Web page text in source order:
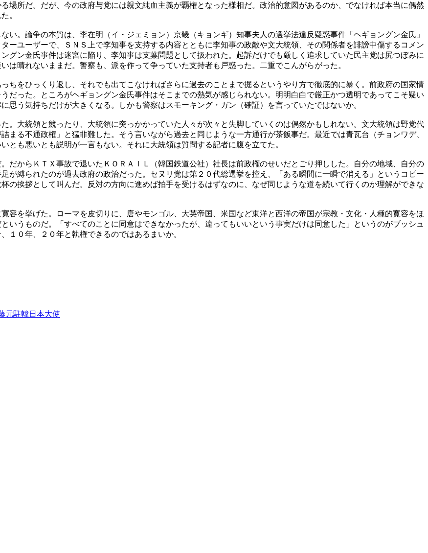
場所だ。だが、今の政府与党には親文純血主義が覇権となった様相だ。政治的意図があるのか、でなければ本当に偶然
。
い。論争の本質は、李在明（イ・ジェミョン）京畿（キョンギ）知事夫人の選挙法違反疑惑事件「ヘギョングン金氏」
ーユーザーで、ＳＮＳ上で李知事を支持する内容とともに李知事の政敵や文大統領、その関係者を誹謗中傷するコメン
グン金氏事件は迷宮に陥り、李知事は支葉問題として扱われた。起訴だけでも厳しく追求していた民主党は尻つぼみに
は晴れないままだ。警察も、派を作って争っていた支持者も戸惑った。二重でこんがらがった。
ちをひっくり返し、それでも出てこなければさらに過去のことまで掘るというやり方で徹底的に暴く。前政府の国家情
だった。ところがヘギョングン金氏事件はそこまでの熱気が感じられない。明明白白で厳正かつ透明であってこそ疑い
思う気持ちだけが大きくなる。しかも警察はスモーキング・ガン（確証）を言っていたではないか。
。大統領と競ったり、大統領に突っかかっていた人々が次々と失脚していくのは偶然かもしれない。文大統領は野党代
まる不通政権」と猛非難した。そう言いながら過去と同じような一方通行が茶飯事だ。最近では青瓦台（チョンワデ、
とも悪いとも説明が一言もない。それに大統領は質問する記者に腹を立てた。
だからＫＴＸ事故で退いたＫＯＲＡＩＬ（韓国鉄道公社）社長は前政権のせいだとごり押しした。自分の地域、自分の
が縛られたのが過去政府の政治だった。セヌリ党は第２０代総選挙を控え、「ある瞬間に一瞬で消える」というコピー
の挨拶として叫んだ。反対の方向に進めば拍手を受けるはずなのに、なぜ同じような道を続いて行くのか理解ができな
容を挙げた。ローマを皮切りに、唐やモンゴル、大英帝国、米国など東洋と西洋の帝国が宗教・文化・人種的寛容をほ
いうものだ。「すべてのことに同意はできなかったが、違ってもいいという事実だけは同意した」というのがブッシュ
１０年、２０年と執権できるのではあるまいか。
元駐韓日本大使